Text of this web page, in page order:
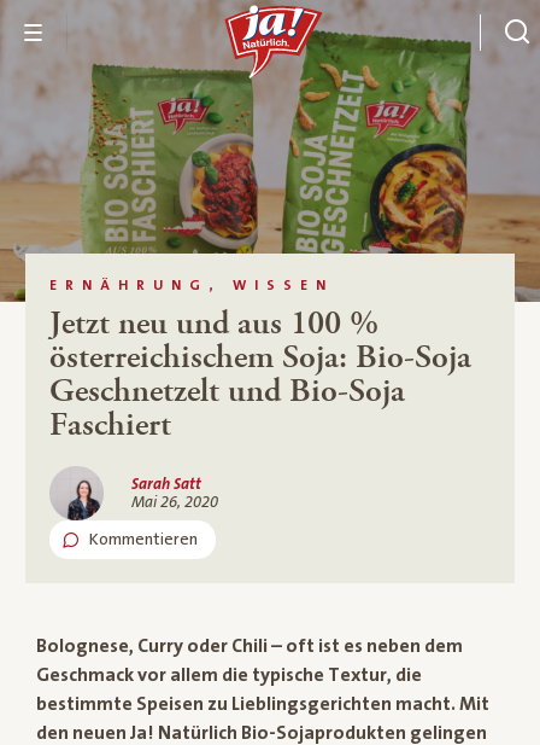
ERNÄHRUNG, WISSEN
Jetzt neu und aus 100 %
österreichischem Soja: Bio-Soja
Geschnetzelt und Bio-Soja
Faschiert
Sarah Satt
Mai 26, 2020
Kommentieren
Bolognese, Curry oder Chili – oft ist es neben dem
Geschmack vor allem die typische Textur, die
bestimmte Speisen zu Lieblingsgerichten macht. Mit
den neuen Ja! Natürlich Bio-Sojaprodukten gelingen